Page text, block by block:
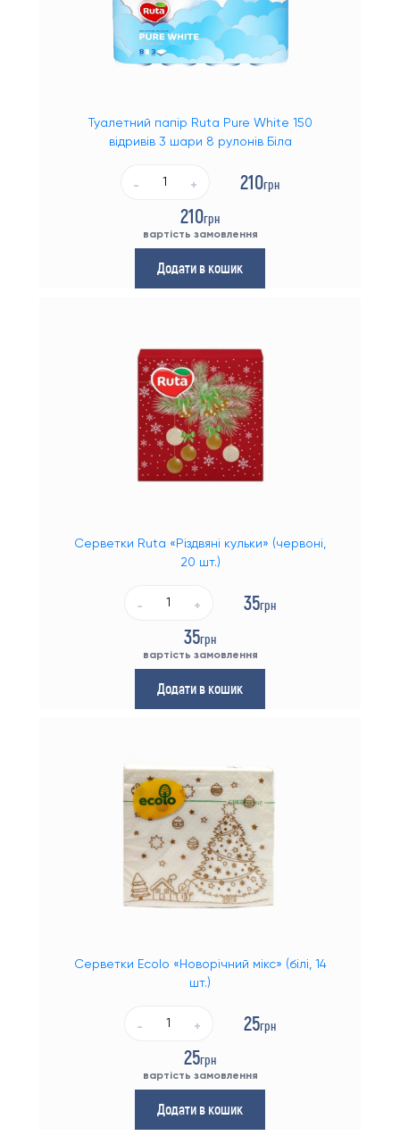
Туалетний папір Ruta Pure White 150
відривів 3 шари 8 рулонів Біла
- + 210грн
210грн
вартість замовлення
Додати в кошик
Серветки Ruta «Різдвяні кульки» (червоні,
20 шт.)
- + 35грн
35грн
вартість замовлення
Додати в кошик
Серветки Ecolo «Новорічний мікс» (білі, 14
шт.)
- + 25грн
25грн
вартість замовлення
Додати в кошик